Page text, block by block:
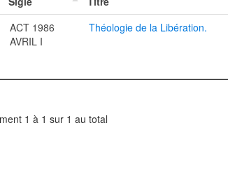
ACT 1986
AVRIL I
Théologie de la Libération.
1 à 1 sur 1 au total